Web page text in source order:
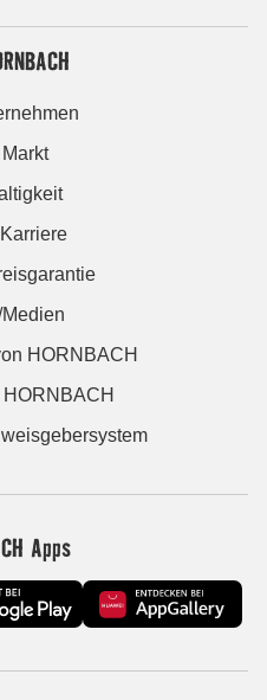
HORNBACH
Apps